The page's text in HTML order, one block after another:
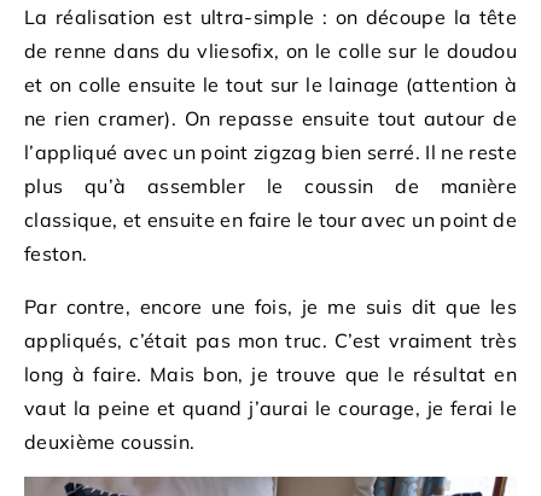
La réalisation est ultra-simple : on découpe la tête
de renne dans du vliesofix, on le colle sur le doudou
et on colle ensuite le tout sur le lainage (attention à
ne rien cramer). On repasse ensuite tout autour de
l’appliqué avec un point zigzag bien serré. Il ne reste
plus qu’à assembler le coussin de manière
classique, et ensuite en faire le tour avec un point de
feston.
Par contre, encore une fois, je me suis dit que les
appliqués, c’était pas mon truc. C’est vraiment très
long à faire. Mais bon, je trouve que le résultat en
vaut la peine et quand j’aurai le courage, je ferai le
deuxième coussin.